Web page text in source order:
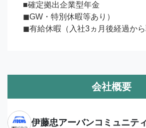
■確定拠出企業型年金
◼︎GW・特別休暇等あり）
◼︎有給休暇（入社3ヵ月後経過から
会社概要
伊藤忠アーバンコミュニテ